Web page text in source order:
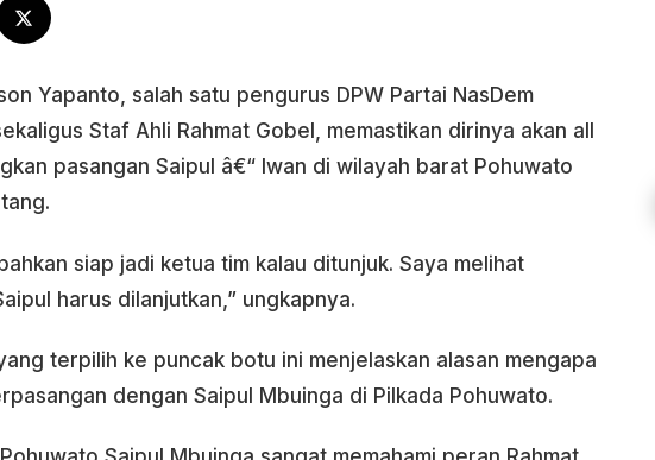
Yapanto, salah satu pengurus DPW Partai NasDem
Staf Ahli Rahmat Gobel, memastikan dirinya akan all
pasangan Saipul â€“ Iwan di wilayah barat Pohuwato
siap jadi ketua tim kalau ditunjuk. Saya melihat
harus dilanjutkan,” ungkapnya.
terpilih ke puncak botu ini menjelaskan alasan mengapa
dengan Saipul Mbuinga di Pilkada Pohuwato.